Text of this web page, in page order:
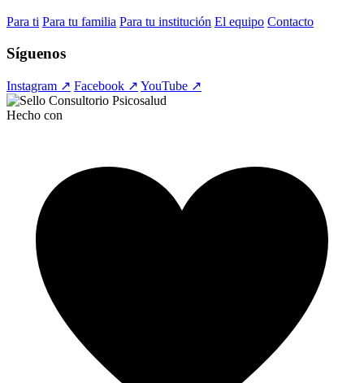
Para ti Para tu familia Para tu institución El equipo Contacto
Síguenos
Instagram ↗ Facebook ↗ YouTube ↗
Hecho con